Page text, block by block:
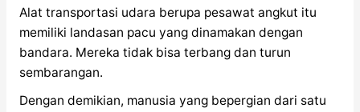
Alat transportasi udara berupa pesawat angkut itu
memiliki landasan pacu yang dinamakan dengan
bandara. Mereka tidak bisa terbang dan turun
sembarangan.
Dengan demikian, manusia yang bepergian dari satu